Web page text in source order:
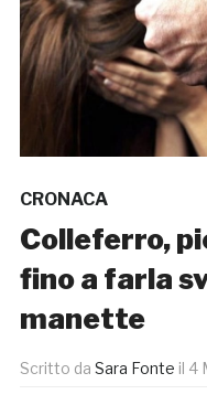
CRONACA
Colleferro,
fino a farla
manette
Scritto da Sara Fonte il 4